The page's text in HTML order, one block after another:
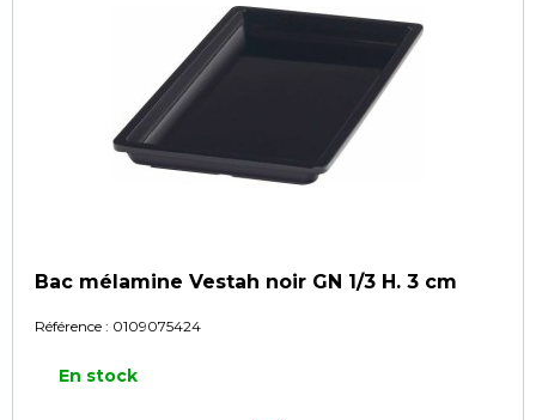
Bac mélamine Vestah noir GN 1/3 H. 3 cm
Référence : 0109075424
En stock